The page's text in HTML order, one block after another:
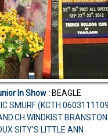
In Show :BEAGLE
SMURF (KCTH
SITY'S LITTLE ANN